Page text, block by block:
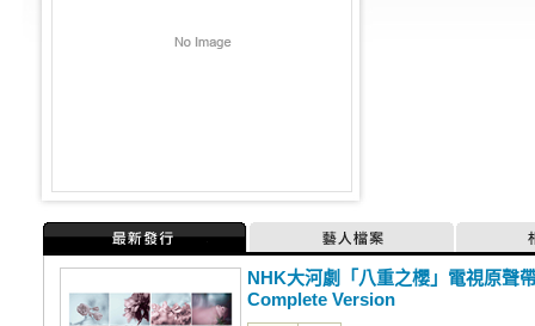
最新發行 藝人檔案
NHK大河劇「八重之櫻」電視原聲
Complete Version